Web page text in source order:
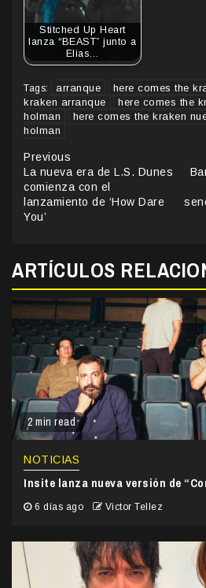
Stitched Up Heart
lanza “BEAST” junto a
Elias…
Tags: arranque here comes the
kraken arranque
here comes the
holman
here comes the kraken
holman
Continue
Reading
Previous
La nueva era de L.S. Dunes
comienza con el
lanzamiento de ‘How Dare
You’
ARTÍCULOS
2 min read
NOTICIAS
Insite lanza nueva versión de
6 días ago Victor Tellez